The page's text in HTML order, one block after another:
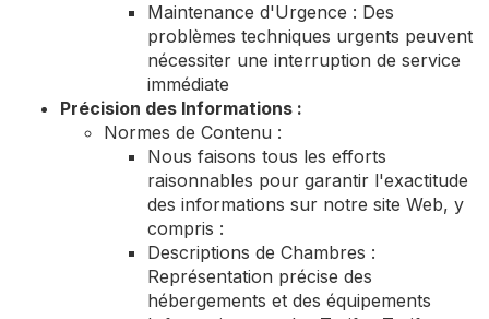
Maintenance d'Urgence : Des
problèmes techniques urgents peuvent
nécessiter une interruption de service
immédiate
Précision des Informations :
Normes de Contenu :
Nous faisons tous les efforts
raisonnables pour garantir l'exactitude
des informations sur notre site Web, y
compris :
Descriptions de Chambres :
Représentation précise des
hébergements et des équipements